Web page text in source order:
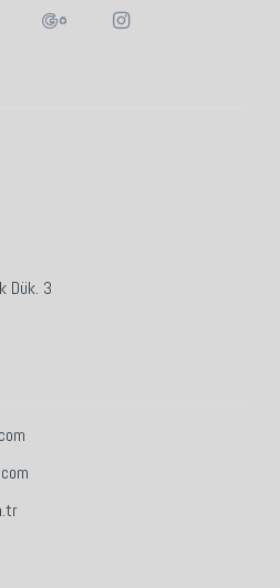
Dük. 3